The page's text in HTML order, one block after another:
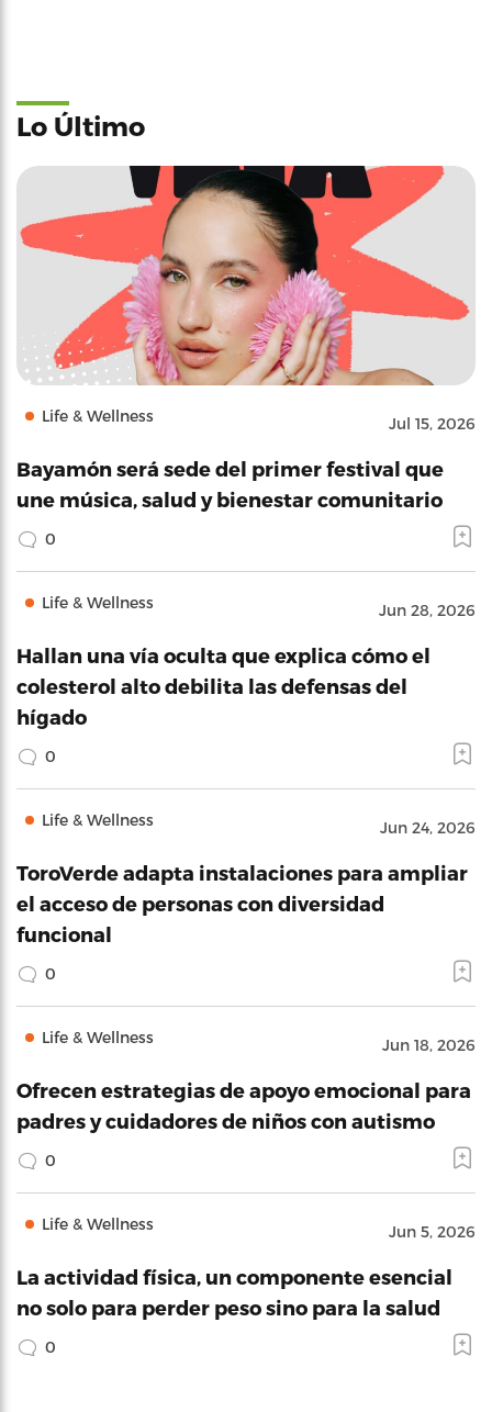
Lo Último
Life & Wellness Jul 15, 2026
Bayamón será sede del primer festival que
une música, salud y bienestar comunitario
0
Life & Wellness Jun 28, 2026
Hallan una vía oculta que explica cómo el
colesterol alto debilita las defensas del
hígado
0
Life & Wellness Jun 24, 2026
ToroVerde adapta instalaciones para ampliar
el acceso de personas con diversidad
funcional
0
Life & Wellness Jun 18, 2026
Ofrecen estrategias de apoyo emocional para
padres y cuidadores de niños con autismo
0
Life & Wellness Jun 5, 2026
La actividad física, un componente esencial
no solo para perder peso sino para la salud
0